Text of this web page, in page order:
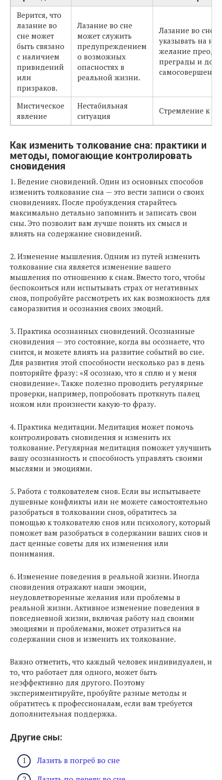
Верится, что
лазание во
сне может
быть связано
с наличием
привидений
или
призраков.
Лазание во сне
может служить
предупреждением
о возможных
опасностях в
реальной жизни.
Лазание во сне
указывать на
желание
преграды и
Мистическое
явление
Нестабильная
ситуация
Стремление к
Как изменить толкование сна: практики и
методы, помогающие контролировать
сновидения
1. Ведение сновидений. Один из основных способов
изменить толкование сна — это вести записи о своих
сновидениях. После пробуждения старайтесь
максимально детально запомнить и записать свои
сны. Это позволит вам лучше понять их смысл и
влиять на содержание сновидений.
2. Изменение мышления. Одним из путей изменить
толкование сна является изменение вашего
мышления по отношению к снам. Вместо того, чтобы
беспокоиться или испытывать страх от негативных
снов, попробуйте рассмотреть их как возможность для
саморазвития и осознания своих эмоций.
3. Практика осознанных сновидений. Осознанные
сновидения — это состояние, когда вы осознаете, что
снится, и можете влиять на развитие событий во сне.
Для развития этой способности несколько раз в день
повторяйте фразу: «Я осознаю, что я сплю и у меня
сновидение». Также полезно проводить регулярные
проверки, например, попробовать проткнуть палец
ножом или произнести какую-то фразу.
4. Практика медитации. Медитация может помочь
контролировать сновидения и изменить их
толкование. Регулярная медитация поможет улучшить
вашу осознанность и способность управлять своими
мыслями и эмоциями.
5. Работа с толкователем снов. Если вы испытываете
душевные конфликты или не можете самостоятельно
разобраться в толковании снов, обратитесь за
помощью к толкователю снов или психологу, который
поможет вам разобраться в содержании ваших снов и
даст ценные советы для их изменения или
понимания.
6. Изменение поведения в реальной жизни. Иногда
сновидения отражают наши эмоции,
неудовлетворенные желания или проблемы в
реальной жизни. Активное изменение поведения в
повседневной жизни, включая работу над своими
эмоциями и проблемами, может отразиться на
содержании снов и изменить их толкование.
Важно отметить, что каждый человек индивидуален, и
то, что работает для одного, может быть
неэффективно для другого. Поэтому
экспериментируйте, пробуйте разные методы и
обратитесь к профессионалам, если вам требуется
дополнительная поддержка.
Другие сны:
Лазить в погреб во сне